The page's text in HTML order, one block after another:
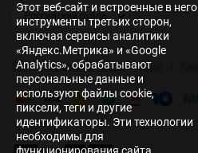
Политика персональных данных
Этот веб-сайт и встроенные в него
инструменты третьих сторон,
включая сервисы аналитики
«Яндекс.Метрика» и «Google
Analytics», обрабатывают
персональные данные и
используют файлы cookie,
пиксели, теги и другие
идентификаторы. Эти технологии
необходимы для